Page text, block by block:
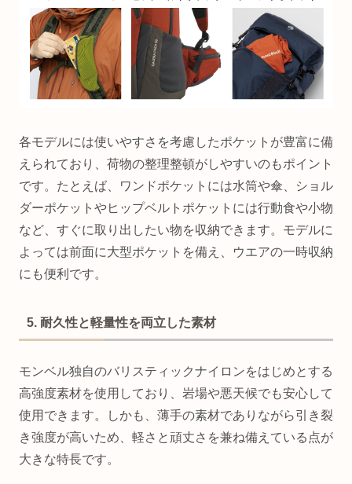
各モデルには使いやすさを考慮したポケットが豊富に備
えられており、荷物の整理整頓がしやすいのもポイント
です。たとえば、ワンドポケットには水筒や傘、ショル
ダーポケットやヒップベルトポケットには行動食や小物
など、すぐに取り出したい物を収納できます。モデルに
よっては前面に大型ポケットを備え、ウエアの一時収納
にも便利です。
5. 耐久性と軽量性を両立した素材
モンベル独自のバリスティックナイロンをはじめとする
高強度素材を使用しており、岩場や悪天候でも安心して
使用できます。しかも、薄手の素材でありながら引き裂
き強度が高いため、軽さと頑丈さを兼ね備えている点が
大きな特長です。